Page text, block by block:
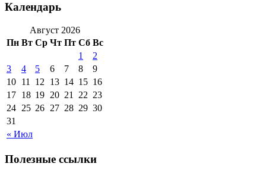
Календарь
Август 2026
Пн Вт Ср Чт Пт Сб Вс
« Июл
1
2
3
4 5 6 7 8
9
10 11 12 13 14 15 16
17 18 19 20 21 22 23
24 25 26 27 28 29 30
31
Полезные ссылки